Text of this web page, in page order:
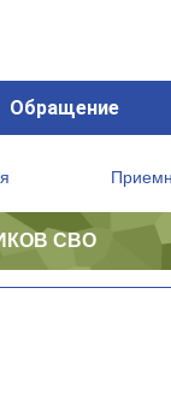
Обращение
СВО